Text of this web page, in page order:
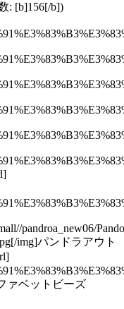
: [b]156[/b])
pandroa_new06/
img]パンドラアウト
ァベットビーズ